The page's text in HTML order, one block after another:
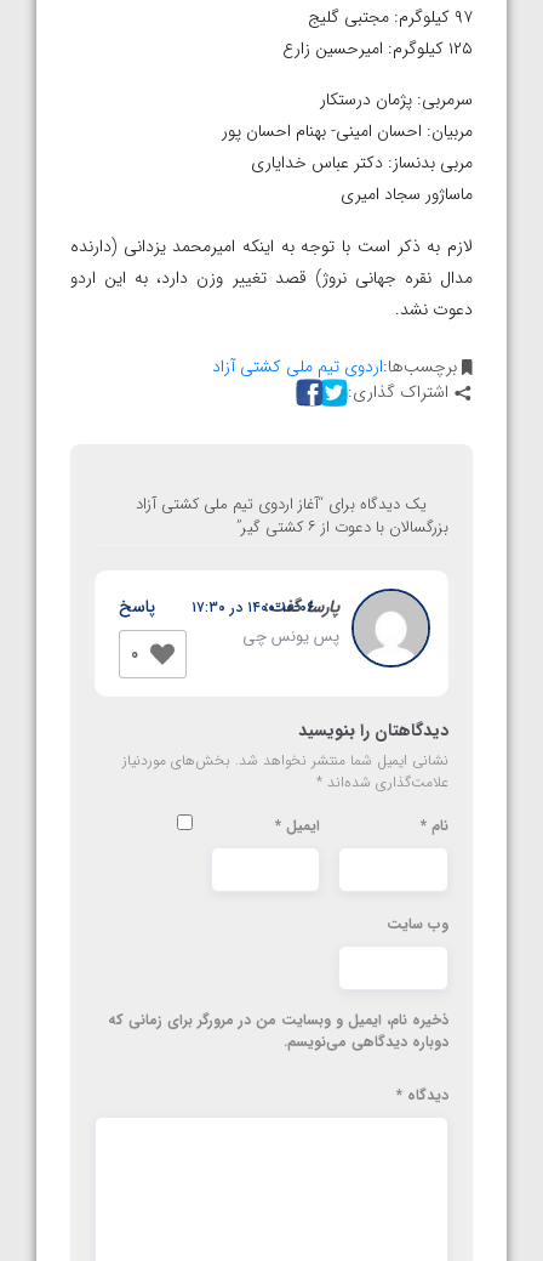
۹۷ کیلوگرم: مجتبی گلیج
۱۲۵ کیلوگرم: امیرحسین زارع
سرمربی: پژمان درستکار
مربیان: احسان امینی- بهنام احسان پور
مربی بدنساز: دکتر عباس خدایاری
ماساژور سجاد امیری
لازم به ذکر است با توجه به اینکه امیرمحمد یزدانی (دارنده
مدال نقره جهانی نروژ) قصد تغییر وزن دارد، به این اردو
دعوت نشد.
برچسب‌ها:اردوی تیم ملی کشتی آزاد
اشتراک گذاری:
یک دیدگاه برای “آغاز اردوی تیم‌ ملی کشتی آزاد
بزرگسالان با دعوت از ۶ کشتی گیر
”
پارساگفت:
۱۴۰۰-۱۰-۰۶ در ۱۷:۳۰
پس یونس چی
0
پاسخ
دیدگاهتان را بنویسید
نشانی ایمیل شما منتشر نخواهد شد. بخش‌های موردنیاز
علامت‌گذاری شده‌اند *
نام * ایمیل *
وب‌ سایت
ذخیره نام، ایمیل و وبسایت من در مرورگر برای زمانی که
دوباره دیدگاهی می‌نویسم.
دیدگاه *